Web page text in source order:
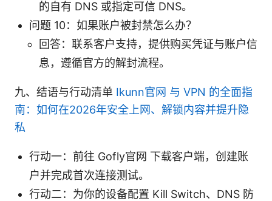
的自有 DNS 或指定可信 DNS。
问题 10：如果账户被封禁怎么办？
回答：联系客户支持，提供购买凭证与账户信
息，遵循官方的解封流程。
九、结语与行动清单 Ikunn官网 与 VPN 的全面指
南：如何在2026年安全上网、解锁内容并提升隐
私
行动一：前往 Gofly官网 下载客户端，创建账
户并完成首次连接测试。
行动二：为你的设备配置 Kill Switch、DNS 防